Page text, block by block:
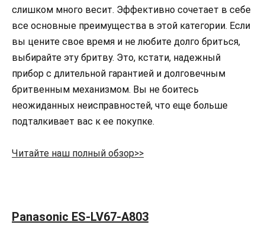
слишком много весит. Эффективно сочетает в себе
все основные преимущества в этой категории. Если
вы цените свое время и не любите долго бриться,
выбирайте эту бритву. Это, кстати, надежный
прибор с длительной гарантией и долговечным
бритвенным механизмом. Вы не боитесь
неожиданных неисправностей, что еще больше
подталкивает вас к ее покупке.
Читайте наш полный обзор>>
Panasonic ES-LV67-A803